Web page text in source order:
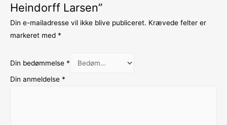
Heindorff Larsen”
Din e-mailadresse vil ikke blive publiceret. Krævede felter er
markeret med *
Din bedømmelse *
Din anmeldelse *